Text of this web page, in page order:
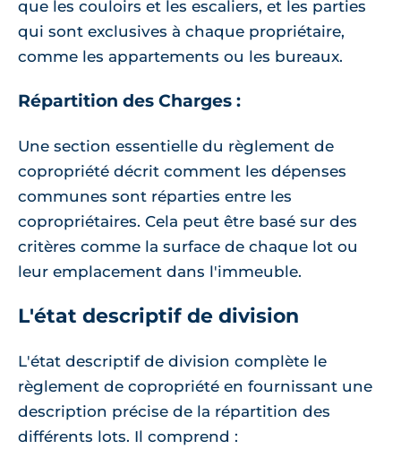
que les couloirs et les escaliers, et les parties
qui sont exclusives à chaque propriétaire,
comme les appartements ou les bureaux.
Répartition des Charges :
Une section essentielle du règlement de
copropriété décrit comment les dépenses
communes sont réparties entre les
copropriétaires. Cela peut être basé sur des
critères comme la surface de chaque lot ou
leur emplacement dans l'immeuble.
L'état descriptif de division
L'état descriptif de division complète le
règlement de copropriété en fournissant une
description précise de la répartition des
différents lots. Il comprend :